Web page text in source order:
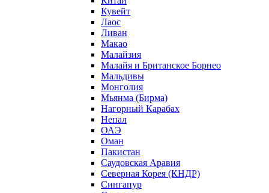
Кувейт
Лаос
Ливан
Макао
Малайзия
Малайя и Британское Борнео
Мальдивы
Монголия
Мьянма (Бирма)
Нагорный Карабах
Непал
ОАЭ
Оман
Пакистан
Саудовская Аравия
Северная Корея (КНДР)
Сингапур